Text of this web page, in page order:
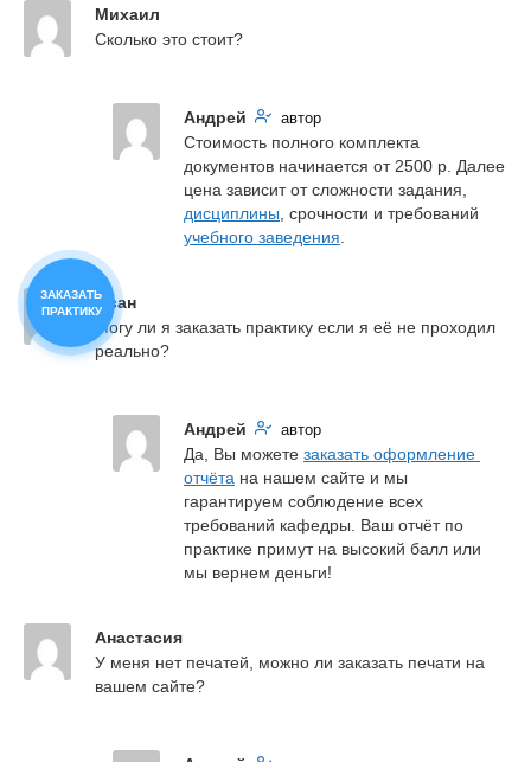
ЗАКАЗАТЬ
ПРАКТИКУ
Михаил
Сколько это стоит?
Андрей автор
Стоимость полного комплекта
документов начинается от 2500 р. Далее
дисциплины
учебного заведения.
Иван
Могу ли я заказать практику если я её не проходил
реально?
Андрей автор
Да, Вы можете заказать оформление
отчёта на нашем сайте и мы
гарантируем соблюдение всех
требований кафедры. Ваш отчёт по
практике примут на высокий балл или
мы вернем деньги!
Анастасия
У меня нет печатей, можно ли заказать печати на
вашем сайте?